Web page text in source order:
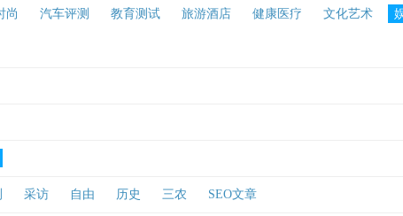
尚 汽车评测 教育测试 旅游酒店 健康医疗 文化艺术
采访 自由 历史 三农 SEO文章